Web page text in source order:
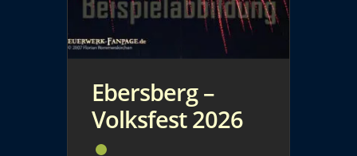
Ebersberg –
Volksfest 2026